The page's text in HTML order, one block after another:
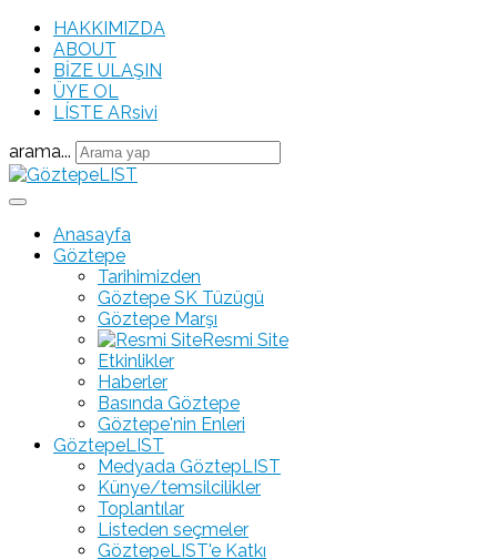
HAKKIMIZDA
ABOUT
BİZE ULAŞIN
ÜYE OL
LÍSTE ARsivi
arama...
Anasayfa
Göztepe
Tarihimizden
Göztepe SK Tüzügü
Göztepe Marşı
Resmi Site
Etkinlikler
Haberler
Basında Göztepe
Göztepe'nin Enleri
GöztepeLIST
Medyada GöztepLIST
Künye/temsilcilikler
Toplantılar
Listeden seçmeler
GöztepeLIST'e Katkı